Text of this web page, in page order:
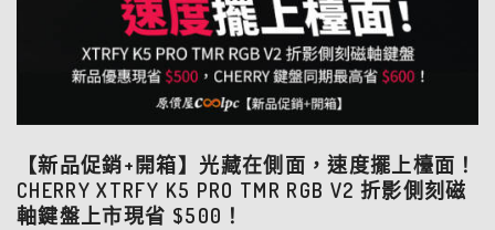
【新品促銷+開箱】光藏在側面，速度擺上檯面！
CHERRY XTRFY K5 PRO TMR RGB V2 折影側刻磁
軸鍵盤上市現省 $500！